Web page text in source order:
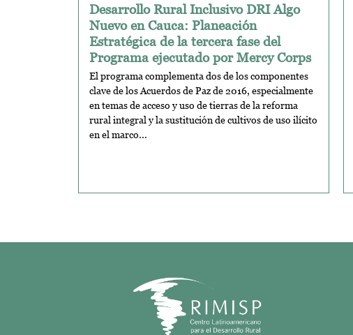
Desarrollo Rural Inclusivo DRI Algo
Nuevo en Cauca: Planeación
Estratégica de la tercera fase del
Programa ejecutado por Mercy Corps
El programa complementa dos de los componentes
clave de los Acuerdos de Paz de 2016, especialmente
en temas de acceso y uso de tierras de la reforma
rural integral y la sustitución de cultivos de uso ilícito
en el marco...